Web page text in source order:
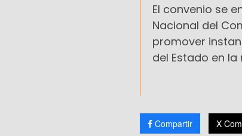
El convenio se
Nacional del
promover
del Estado en la
Compartir X